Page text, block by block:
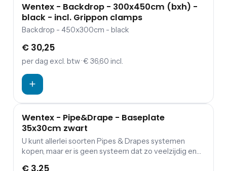
Wentex - Backdrop - 300x450cm (bxh) -
black - incl. Grippon clamps
Backdrop - 450x300cm - black
€ 30,25
per dag excl. btw· € 36,60 incl.
Wentex - Pipe&Drape - Baseplate
35x30cm zwart
U kunt allerlei soorten Pipes & Drapes systemen
kopen, maar er is geen systeem dat zo veelzijdig en